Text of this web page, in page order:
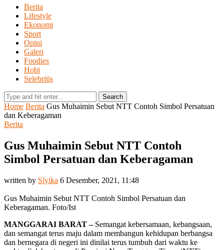
Berita
Lifestyle
Ekonomi
Sport
Opini
Galeri
Foodies
Hobi
Selebritis
Search
Home Berita Gus Muhaimin Sebut NTT Contoh Simbol Persatuan
dan Keberagaman
Berita
Gus Muhaimin Sebut NTT Contoh
Simbol Persatuan dan Keberagaman
written by Slyika 6 Desember, 2021, 11:48
Gus Muhaimin Sebut NTT Contoh Simbol Persatuan dan
Keberagaman. Foto/Ist
MANGGARAI BARAT –Semangat kebersamaan, kebangsaan,
dan semangat terus maju dalam membangun kehidupan berbangsa
dan bernegara di negeri ini dinilai terus tumbuh dari waktu ke